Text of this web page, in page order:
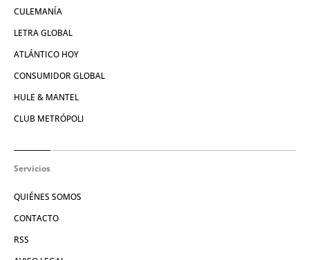
CULEMANÍA
LETRA GLOBAL
ATLÁNTICO HOY
CONSUMIDOR GLOBAL
HULE & MANTEL
CLUB METRÓPOLI
Servicios
QUIÉNES SOMOS
CONTACTO
RSS